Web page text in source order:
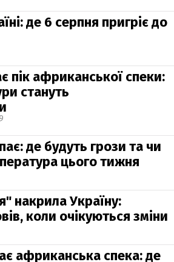
де 6 серпня пригріє до
пік африканської спеки:
стануть
де будуть грози та чи
цього тижня
накрила Україну:
коли очікуються зміни
африканська спека: де